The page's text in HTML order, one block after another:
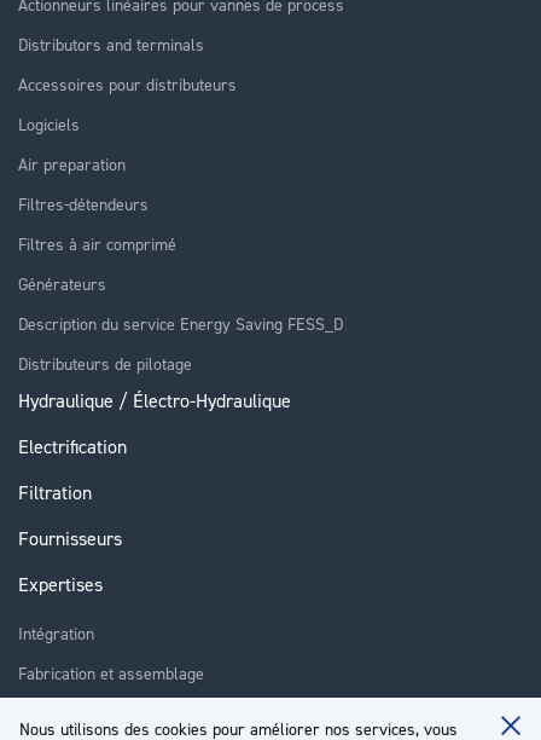
Nous utilisons des cookies pour améliorer nos services, vous
Actionneurs linéaires pour vannes de process
Distributors and terminals
Accessoires pour distributeurs
Logiciels
Air preparation
Filtres-détendeurs
Filtres à air comprimé
Générateurs
Description du service Energy Saving FESS_D
Distributeurs de pilotage
Hydraulique / Électro-Hydraulique
Electrification
Filtration
Fournisseurs
Expertises
Intégration
Fabrication et assemblage